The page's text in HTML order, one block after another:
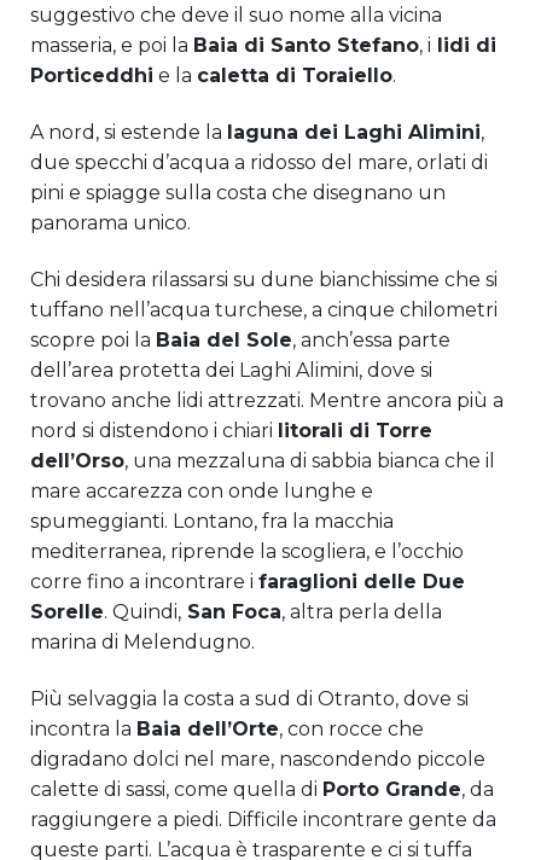
suggestivo che deve il suo nome alla vicina
masseria, e poi la Baia di Santo Stefano, i lidi di
Porticeddhi e la caletta di Toraiello.
A nord, si estende la laguna dei Laghi Alimini,
due specchi d’acqua a ridosso del mare, orlati di
pini e spiagge sulla costa che disegnano un
panorama unico.
Chi desidera rilassarsi su dune bianchissime che si
tuffano nell’acqua turchese, a cinque chilometri
scopre poi la Baia del Sole, anch’essa parte
dell’area protetta dei Laghi Alimini, dove si
trovano anche lidi attrezzati. Mentre ancora più a
nord si distendono i chiari litorali di Torre
dell’Orso, una mezzaluna di sabbia bianca che il
mare accarezza con onde lunghe e
spumeggianti. Lontano, fra la macchia
mediterranea, riprende la scogliera, e l’occhio
corre fino a incontrare i faraglioni delle Due
Sorelle. Quindi, San Foca, altra perla della
marina di Melendugno.
Più selvaggia la costa a sud di Otranto, dove si
incontra la Baia dell’Orte, con rocce che
digradano dolci nel mare, nascondendo piccole
calette di sassi, come quella di Porto Grande, da
raggiungere a piedi. Difficile incontrare gente da
queste parti. L’acqua è trasparente e ci si tuffa